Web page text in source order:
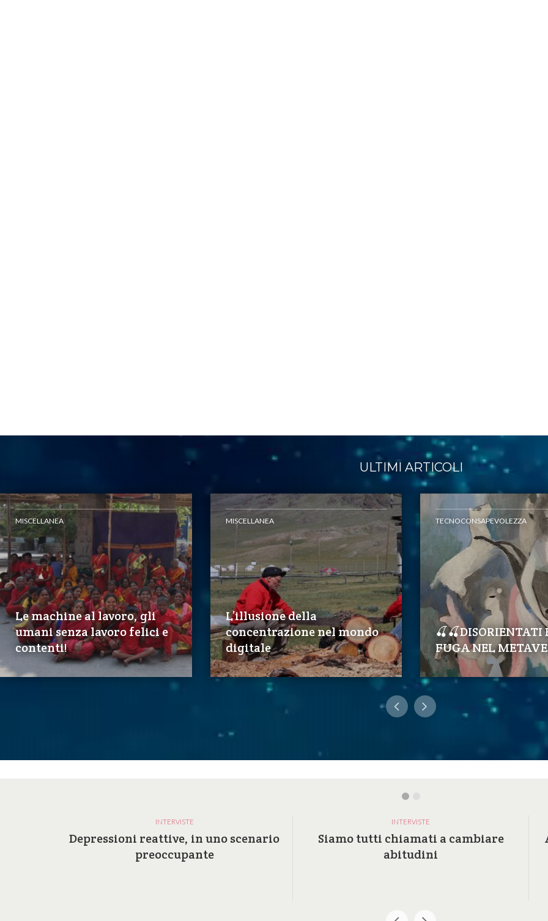
ULTIMI ARTICOLI
MISCELLANEA
Le machine al lavoro, gli
umani senza lavoro felici e
contenti!
MISCELLANEA
L’illusione della
concentrazione nel mondo
digitale
TECNOCONSAPEVOLEZZA
🍒🍒DISORIENTATI
FUGA NEL
INTERVISTE
Depressioni reattive, in uno scenario
preoccupante
INTERVISTE
Siamo tutti chiamati a cambiare
abitudini